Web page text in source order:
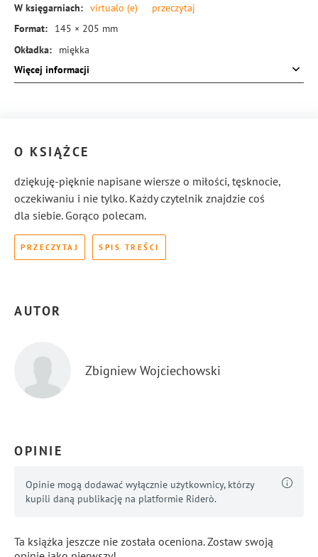
W księgarniach: virtualo (e)
przeczytaj
Format:
145 × 205 mm
Okładka:
miękka
Rodzaj oprawy: blok klejony
Więcej informacji
O KSIĄŻCE
dziękuję-pięknie napisane wiersze o miłości, tęsknocie,
oczekiwaniu i nie tylko. Każdy czytelnik znajdzie coś
dla siebie. Gorąco polecam.
PRZECZYTAJ SPIS TREŚCI
AUTOR
Zbigniew Wojciechowski
OPINIE
Opinie mogą dodawać wyłącznie użytkownicy, którzy
kupili daną publikację na platformie Riderò.
Ta książka jeszcze nie została oceniona. Zostaw swoją